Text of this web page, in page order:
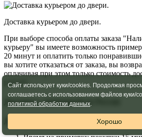
Доставка курьером до двери.
При выборе способа оплаты заказа
курьеру" вы имеете возможность
20 минут и оплатить только
вы хотите отказаться от заказа, вы
оплачивая при этом только стоимость
рублей.
Доставка с примеркой по России
Доставка до пункта выдачи CDEK и
Сайт использует куки/cookies. Продолжая
соглашаетесь с использованием файлов куки/
политикой обработки данных.
Хорошо